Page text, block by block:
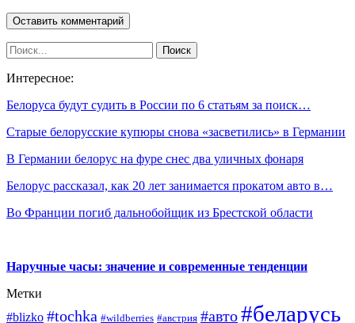
Интересное:
Белоруса будут судить в России по 6 статьям за поиск…
Старые белорусские купюры снова «засветились» в Германии
В Германии белорус на фуре снес два уличных фонаря
Белорус рассказал, как 20 лет занимается прокатом авто в…
Во Франции погиб дальнобойщик из Брестской области
Наручные часы: значение и современные тенденции
Метки
#blizko #tochka #wildberries #австрия #авто#беларусь